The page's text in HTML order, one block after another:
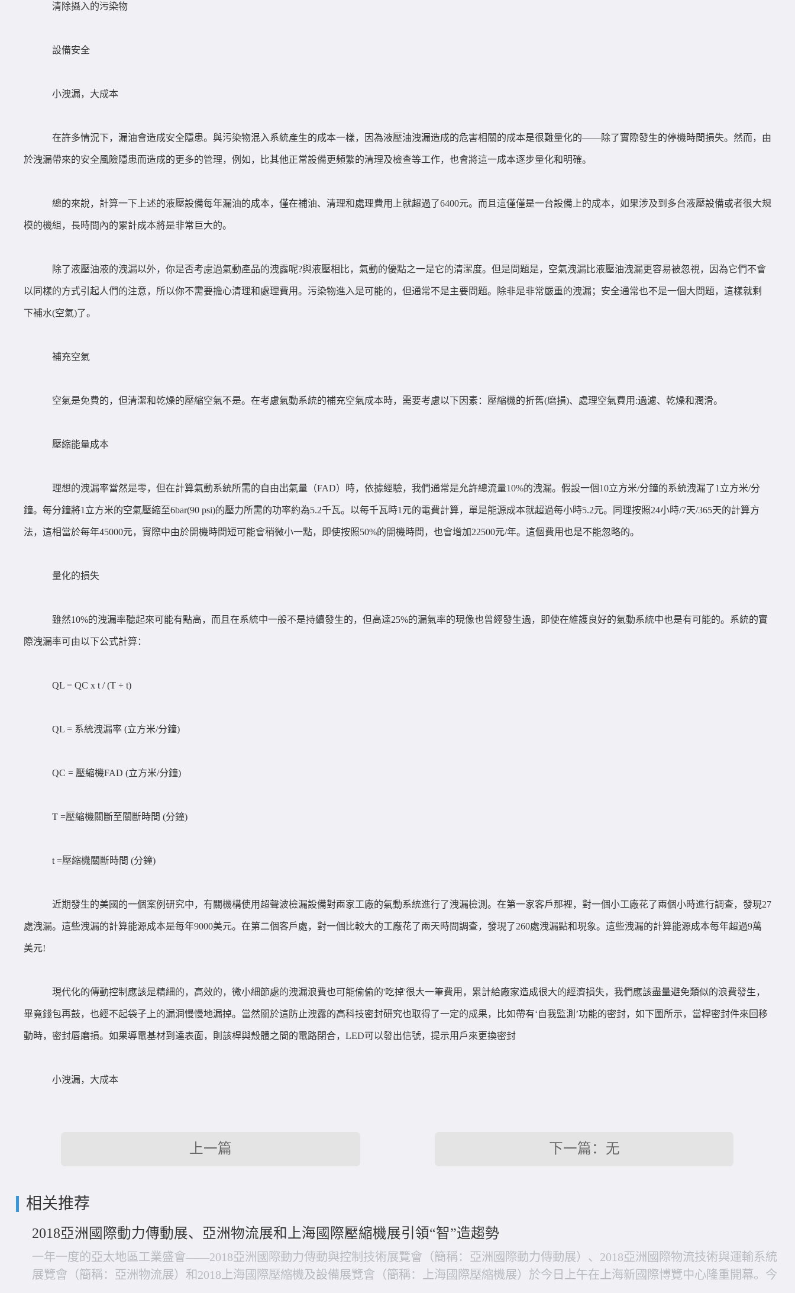
清除攝入的污染物
設備安全
小洩漏，大成本
在許多情況下，漏油會造成安全隱患。與污染物混入系統產生的成本一樣，因為液壓油洩漏造成的危害相關的成本是很難量化的——除了實際發生的停機時間損失。然而，由
於洩漏帶來的安全風險隱患而造成的更多的管理，例如，比其他正常設備更頻繁的清理及檢查等工作，也會將這一成本逐步量化和明確。
總的來說，計算一下上述的液壓設備每年漏油的成本，僅在補油、清理和處理費用上就超過了6400元。而且這僅僅是一台設備上的成本，如果涉及到多台液壓設備或者很大規
模的機組，長時間內的累計成本將是非常巨大的。
除了液壓油液的洩漏以外，你是否考慮過氣動產品的洩露呢?與液壓相比，氣動的優點之一是它的清潔度。但是問題是，空氣洩漏比液壓油洩漏更容易被忽視，因為它們不會
以同樣的方式引起人們的注意，所以你不需要擔心清理和處理費用。污染物進入是可能的，但通常不是主要問題。除非是非常嚴重的洩漏；安全通常也不是一個大問題，這樣就剩
下補水(空氣)了。
補充空氣
空氣是免費的，但清潔和乾燥的壓縮空氣不是。在考慮氣動系統的補充空氣成本時，需要考慮以下因素：壓縮機的折舊(磨損)、處理空氣費用:過濾、乾燥和潤滑。
壓縮能量成本
理想的洩漏率當然是零，但在計算氣動系統所需的自由出氣量（FAD）時，依據經驗，我們通常是允許總流量10%的洩漏。假設一個10立方米/分鐘的系統洩漏了1立方米/分
鐘。每分鐘將1立方米的空氣壓縮至6bar(90 psi)的壓力所需的功率約為5.2千瓦。以每千瓦時1元的電費計算，單是能源成本就超過每小時5.2元。同理按照24小時/7天/365天的計算方
法，這相當於每年45000元，實際中由於開機時間短可能會稍微小一點，即使按照50%的開機時間，也會增加22500元/年。這個費用也是不能忽略的。
量化的損失
雖然10%的洩漏率聽起來可能有點高，而且在系統中一般不是持續發生的，但高達25%的漏氣率的現像也曾經發生過，即使在維護良好的氣動系統中也是有可能的。系統的實
際洩漏率可由以下公式計算：
QL = QC x t / (T + t)
QL = 系統洩漏率 (立方米/分鐘)
QC = 壓縮機FAD (立方米/分鐘)
T =壓縮機關斷至關斷時間 (分鐘)
t =壓縮機關斷時間 (分鐘)
近期發生的美國的一個案例研究中，有關機構使用超聲波檢漏設備對兩家工廠的氣動系統進行了洩漏檢測。在第一家客戶那裡，對一個小工廠花了兩個小時進行調查，發現27
處洩漏。這些洩漏的計算能源成本是每年9000美元。在第二個客戶處，對一個比較大的工廠花了兩天時間調查，發現了260處洩漏點和現象。這些洩漏的計算能源成本每年超過9萬
美元!
現代化的傳動控制應該是精細的，高效的，微小細節處的洩漏浪費也可能偷偷的'吃掉'很大一筆費用，累計給廠家造成很大的經濟損失，我們應該盡量避免類似的浪費發生，
畢竟錢包再鼓，也經不起袋子上的漏洞慢慢地漏掉。當然關於這防止洩露的高科技密封研究也取得了一定的成果，比如帶有‘自我監測’功能的密封，如下圖所示，當桿密封件來回移
動時，密封唇磨損。如果導電基材到達表面，則該桿與殼體之間的電路閉合，LED可以發出信號，提示用戶來更換密封
小洩漏，大成本
上一篇 下一篇：无
相关推荐
2018亞洲國際動力傳動展、亞洲物流展和上海國際壓縮機展引領“智”造趨勢
一年一度的亞太地區工業盛會——2018亞洲國際動力傳動與控制技術展覽會（簡稱：亞洲國際動力傳動展）、2018亞洲國際物流技術與運輸系統
展覽會（簡稱：亞洲物流展）和2018上海國際壓縮機及設備展覽會（簡稱：上海國際壓縮機展）於今日上午在上海新國際博覽中心隆重開幕。今